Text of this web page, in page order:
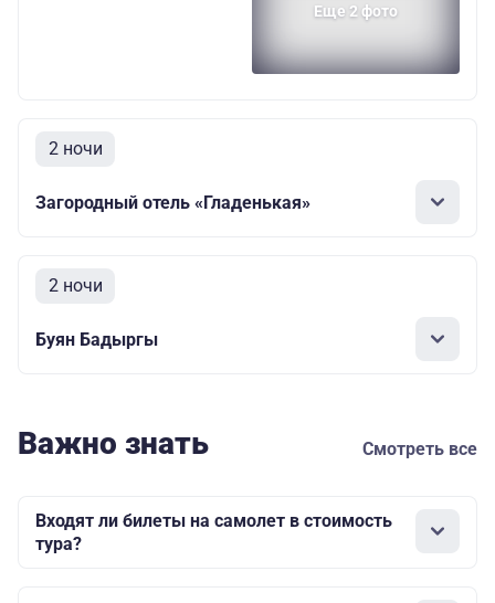
Еще 2 фото
2 ночи
Загородный отель «Гладенькая»
2 ночи
Буян Бадыргы
Важно знать Смотреть все
Входят ли билеты на самолет в стоимость
тура?